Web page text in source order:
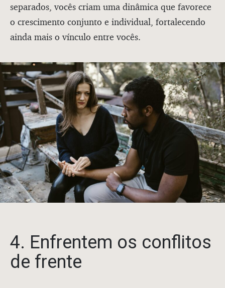
separados, vocês criam uma dinâmica que favorece
o crescimento conjunto e individual, fortalecendo
ainda mais o vínculo entre vocês.
4. Enfrentem os conflitos
de frente